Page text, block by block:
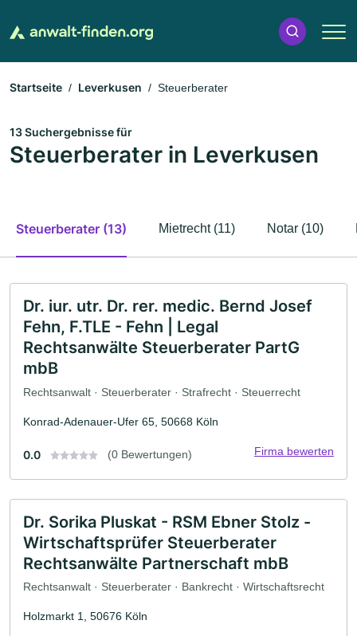
Startseite Leverkusen Steuerberater
13 Suchergebnisse für
Steuerberater in Leverkusen
Steuerberater (13) Mietrecht (11) Notar (10)
Dr. iur. utr. Dr. rer. medic. Bernd Josef
Fehn, F.TLE - Fehn | Legal
Rechtsanwälte Steuerberater PartG
mbB
Rechtsanwalt · Steuerberater · Strafrecht · Steuerrecht
Konrad-Adenauer-Ufer 65, 50668 Köln
0.0 (0 Bewertungen) Firma bewerten
Dr. Sorika Pluskat - RSM Ebner Stolz -
Wirtschaftsprüfer Steuerberater
Rechtsanwälte Partnerschaft mbB
Rechtsanwalt · Steuerberater · Bankrecht · Wirtschaftsrecht
Holzmarkt 1, 50676 Köln